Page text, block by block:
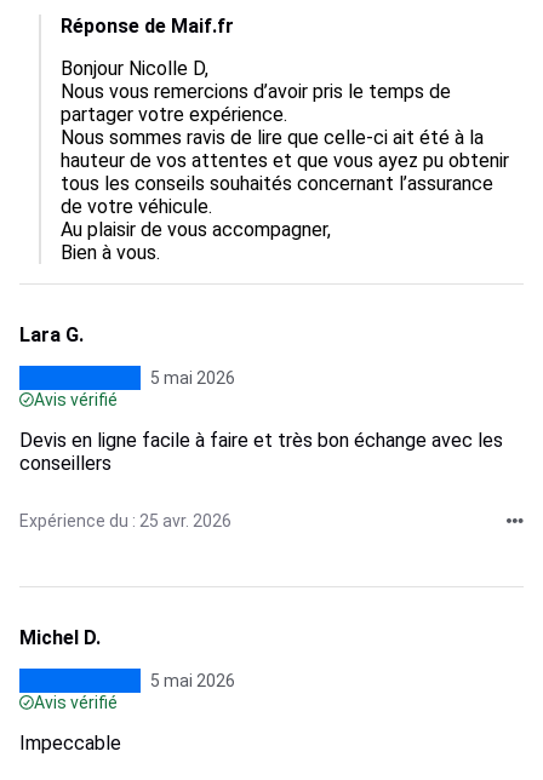
Réponse de Maif.fr
Bonjour Nicolle D,
Nous vous remercions d’avoir pris le temps de
partager votre expérience.
Nous sommes ravis de lire que celle‑ci ait été à la
hauteur de vos attentes et que vous ayez pu obtenir
tous les conseils souhaités concernant l’assurance
de votre véhicule.
Au plaisir de vous accompagner,
Bien à vous.
Lara G.
5 mai 2026
Avis vérifié
Devis en ligne facile à faire et très bon échange avec les
conseillers
Expérience du : 25 avr. 2026
Michel D.
5 mai 2026
Avis vérifié
Impeccable